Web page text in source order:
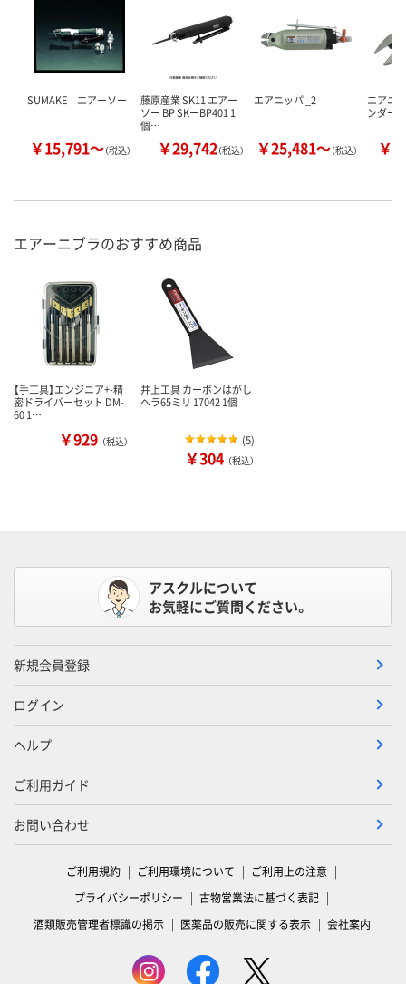
SUMAKE エアーソー
￥15,791～（税込）
藤原産業 SK11 エアー
ソー BP SKーBP401 1
個…
￥29,742（税込）
エアニッパ _2
￥25,481～（税込）
エアニ
ンダー
￥
エアーニブラのおすすめ商品
【手工具】エンジニア+-精
密ドライバーセット DM-
60 1…
￥929 （税込）
井上工具 カーボンはがし
ヘラ65ミリ 17042 1個
(5)
￥304 （税込）
アスクルについて
お気軽にご質問ください。
新規会員登録
ログイン
ヘルプ
ご利用ガイド
お問い合わせ
ご利用規約 ご利用環境について
ご利用上の注意
プライバシーポリシー
古物営業法に基づく表記
酒類販売管理者標識の掲示
医薬品の販売に関する表示 会社案内